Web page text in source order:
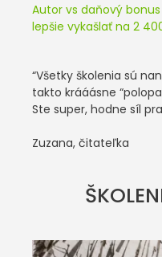
Autor vs daňový
lepšie vykašlať na 2
“Všetky školenia sú
takto krááásne
Ste super, hodne síl
Zuzana, čitateľka